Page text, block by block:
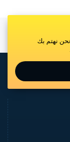
نهتم بك